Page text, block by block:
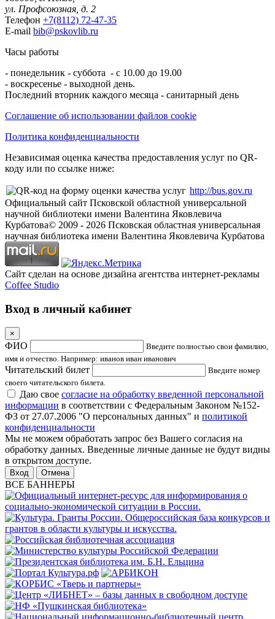
ул. Профсоюзная, д. 2
Телефон +7(8112) 72-47-35
E-mail bib@pskovlib.ru
Часы работы
- понедельник - суббота - с 10.00 до 19.00
- воскресенье - выходной день.
Последний вторник каждого месяца - санитарный день
Соглашение об использовании файлов cookie
Политика конфиденциальности
Независимая оценка качества предоставления услуг по QR-
коду или по ссылке ниже:
http://bus.gov.ru
Официальный сайт Псковской областной универсальной
научной библиотеки имени Валентина Яковлевича
Курбатова© 2009 - 2026 Псковская областная универсальная
научная библиотека имени Валентина Яковлевича Курбатова
Сайт сделан на основе дизайна агентства интернет-рекламы
Coffee Studio
Вход в личный кабинет
×
ФИО
Введите полностью свои фамилию,
имя и отчество. Например: иванов иван иванович
Читательский билет
Введите номер
своего читательского билета.
Даю свое согласие на обработку введенной персональной
информации в соответствии с Федеральным Законом №152-
ФЗ от 27.07.2006 "О персональных данных" и политикой
конфиденциальности
Мы не можем обработать запрос без Вашего согласия на
обработку данных. Введенные личные данные не будут видны
в открытом доступе.
Отмена
ВСЕ БАННЕРЫ